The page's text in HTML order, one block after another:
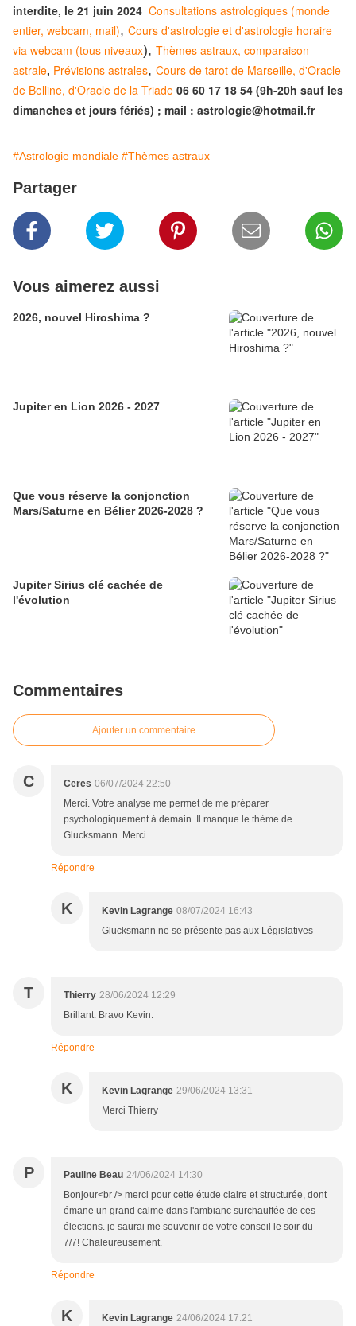
interdite, le 21 juin 2024 Consultations astrologiques (monde
entier, webcam, mail), Cours d'astrologie et d'astrologie horaire
via webcam (tous niveaux), Thèmes astraux, comparaison
astrale, Prévisions astrales, Cours de tarot de Marseille, d'Oracle
de Belline, d'Oracle de la Triade 06 60 17 18 54 (9h-20h sauf les
dimanches et jours fériés) ; mail : astrologie@hotmail.fr
#Astrologie mondiale #Thèmes astraux
Partager
Vous aimerez aussi
2026, nouvel Hiroshima ?
Jupiter en Lion 2026 - 2027
Que vous réserve la conjonction
Mars/Saturne en Bélier 2026-2028 ?
Jupiter Sirius clé cachée de
l'évolution
Commentaires
Ajouter un commentaire
C Ceres 06/07/2024 22:50
Merci. Votre analyse me permet de me préparer
psychologiquement à demain. Il manque le thème de
Glucksmann. Merci.
Répondre
K Kevin Lagrange 08/07/2024 16:43
Glucksmann ne se présente pas aux Législatives
T Thierry 28/06/2024 12:29
Brillant. Bravo Kevin.
Répondre
K Kevin Lagrange 29/06/2024 13:31
Merci Thierry
P Pauline Beau 24/06/2024 14:30
Bonjour<br /> merci pour cette étude claire et structurée, dont
émane un grand calme dans l'ambianc surchauffée de ces
élections. je saurai me souvenir de votre conseil le soir du
7/7! Chaleureusement.
Répondre
K Kevin Lagrange 24/06/2024 17:21